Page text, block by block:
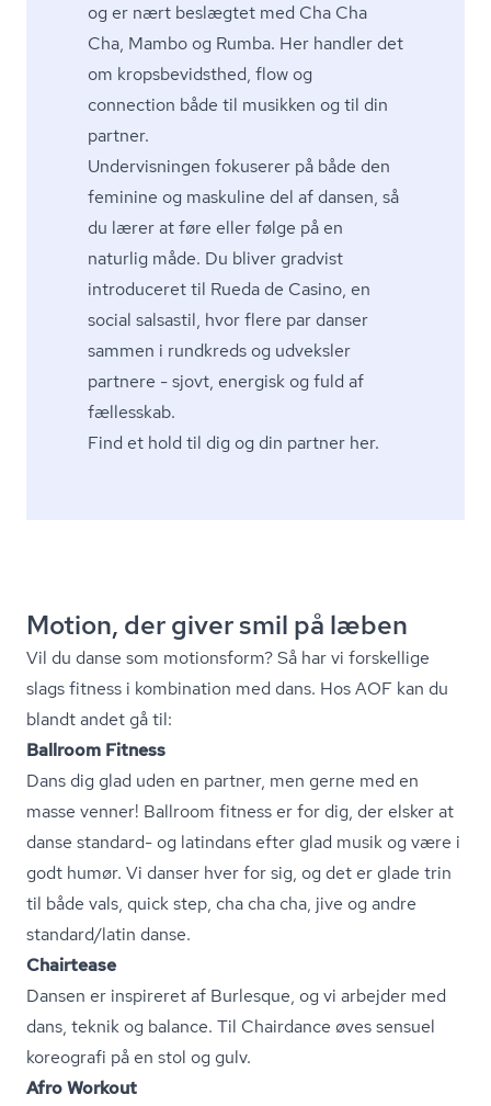
og er nært beslægtet med Cha Cha
Cha, Mambo og Rumba. Her handler det
om kro­ps­be­vidst­hed, flow og
connection både til musikken og til din
partner.
Undervisningen fokuserer på både den
feminine og maskuline del af dansen, så
du lærer at føre eller følge på en
naturlig måde. Du bliver gradvist
introduceret til Rueda de Casino, en
social salsastil, hvor flere par danser
sammen i rundkreds og udveksler
partnere - sjovt, energisk og fuld af
fællesskab.
Find et hold til dig og din partner her.
Motion, der giver smil på læben
Vil du danse som motionsform? Så har vi forskellige
slags fitness i kombination med dans. Hos AOF kan du
blandt andet gå til:
Ballroom Fitness
Dans dig glad uden en partner, men gerne med en
masse venner! Ballroom fitness er for dig, der elsker at
danse standard- og latindans efter glad musik og være i
godt humør. Vi danser hver for sig, og det er glade trin
til både vals, quick step, cha cha cha, jive og andre
standard/latin danse.
Chairtease
Dansen er inspireret af Burlesque, og vi arbejder med
dans, teknik og balance. Til Chairdance øves sensuel
koreografi på en stol og gulv.
Afro Workout